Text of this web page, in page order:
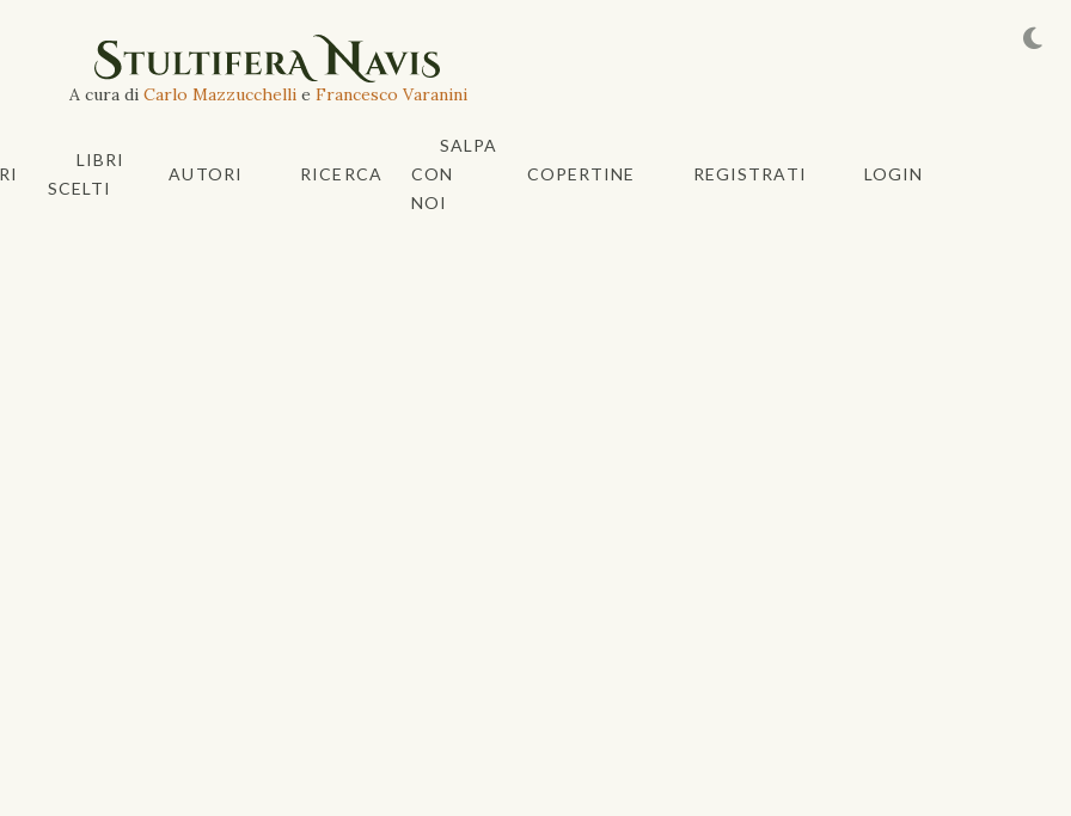
A cura di Carlo Mazzucchellie Francesco Varanini
LIBRI
SCELTI
AUTORI RICERCA
SALPA
CON
NOI
COPERTINE REGISTRATI LOGIN